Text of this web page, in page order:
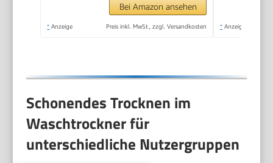
Bei Amazon ansehen
* Anzeige Preis inkl. MwSt., zzgl. Versandkosten * Anzeige
Schonendes Trocknen im
Waschtrockner für
unterschiedliche Nutzergruppen